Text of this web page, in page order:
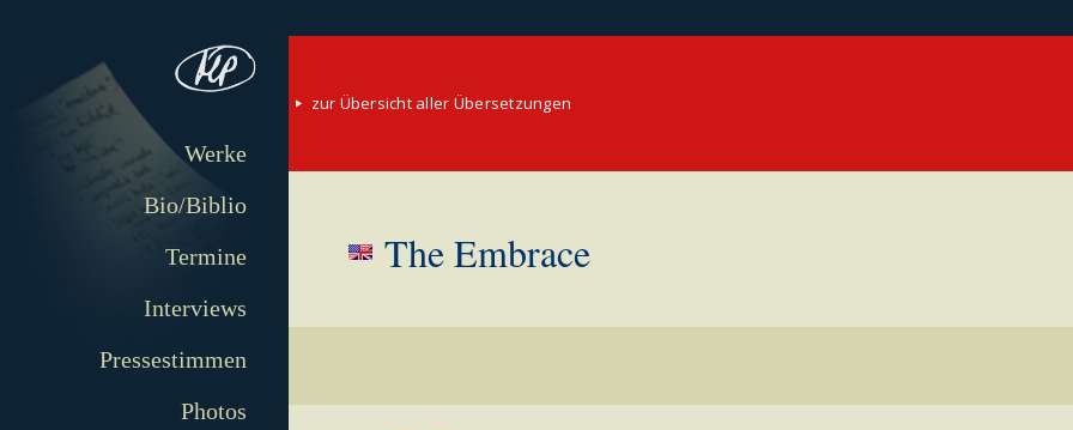
Werke
Bio/Biblio
Termine
Interviews
Pressestimmen
Photos
zur Übersicht aller Übersetzungen
The Embrace